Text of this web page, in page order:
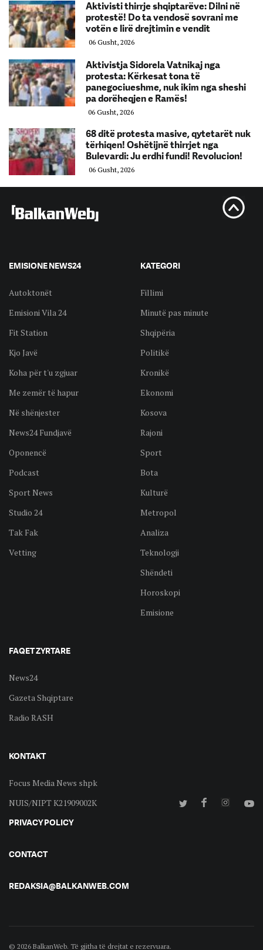
Aktivisti thirrje shqiptarëve: Dilni në
protestë! Do ta vendosë sovrani me
votën e lirë drejtimin e vendit
06 Gusht, 2026
Aktivistja Sidorela Vatnikaj nga
protesta: Kërkesat tona të
panegociueshme, nuk ikim nga sheshi
pa dorëheqjen e Ramës!
06 Gusht, 2026
68 ditë protesta masive, qytetarët nuk
tërhiqen! Oshëtijnë thirrjet nga
Bulevardi: Ju erdhi fundi! Revolucion!
06 Gusht, 2026
EMISIONE NEWS24
Autoktonët
Emisioni Vila 24
Fit Station
Kjo Javë
Koha për t'u zgjuar
Me zemër të hapur
Në shënjester
News24 Fundjavë
Oponencë
Podcast
Sport News
Studio 24
Tak Fak
Vetting
KATEGORI
Fillimi
Minutë pas minute
Shqipëria
Politikë
Kronikë
Ekonomi
Kosova
Rajoni
Sport
Bota
Kulturë
Metropol
Analiza
Teknologji
Shëndeti
Horoskopi
Emisione
FAQET ZYRTARE
News24
Gazeta Shqiptare
Radio RASH
KONTAKT
Focus Media News shpk
NUIS/NIPT K21909002K
PRIVACY POLICY
CONTACT
REDAKSIA@BALKANWEB.COM
© 2026 BalkanWeb. Të gjitha të drejtat e rezervuara.